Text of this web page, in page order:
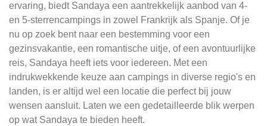
ervaring, biedt Sandaya een aantrekkelijk aanbod van 4-
en 5-sterrencampings in zowel Frankrijk als Spanje. Of je
nu op zoek bent naar een bestemming voor een
gezinsvakantie, een romantische uitje, of een avontuurlijke
reis, Sandaya heeft iets voor iedereen. Met een
indrukwekkende keuze aan campings in diverse regio's en
landen, is er altijd wel een locatie die perfect bij jouw
wensen aansluit. Laten we een gedetailleerde blik werpen
op wat Sandaya te bieden heeft.